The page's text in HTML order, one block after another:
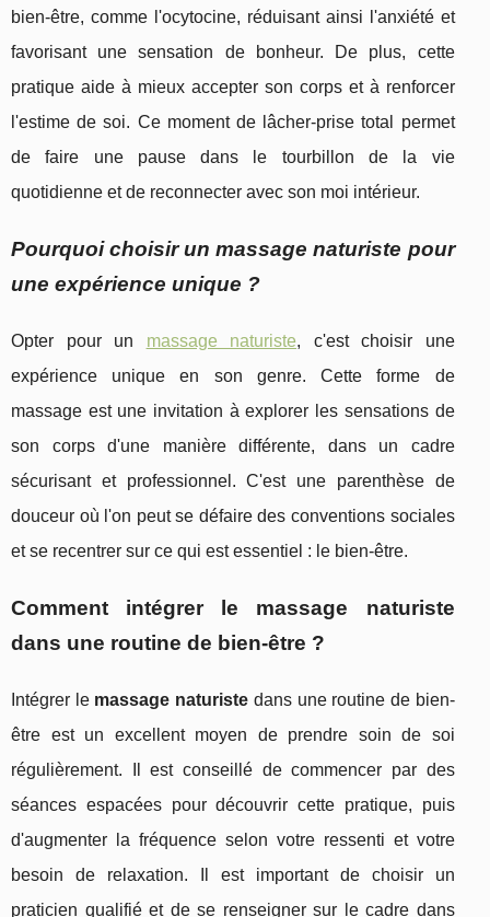
bien-être, comme l'ocytocine, réduisant ainsi l'anxiété et
favorisant une sensation de bonheur. De plus, cette
pratique aide à mieux accepter son corps et à renforcer
l'estime de soi. Ce moment de lâcher-prise total permet
de faire une pause dans le tourbillon de la vie
quotidienne et de reconnecter avec son moi intérieur.
Pourquoi choisir un massage naturiste pour
une expérience unique ?
Opter pour un massage naturiste, c'est choisir une
expérience unique en son genre. Cette forme de
massage est une invitation à explorer les sensations de
son corps d'une manière différente, dans un cadre
sécurisant et professionnel. C'est une parenthèse de
douceur où l'on peut se défaire des conventions sociales
et se recentrer sur ce qui est essentiel : le bien-être.
Comment intégrer le massage naturiste
dans une routine de bien-être ?
Intégrer le massage naturiste dans une routine de bien-
être est un excellent moyen de prendre soin de soi
régulièrement. Il est conseillé de commencer par des
séances espacées pour découvrir cette pratique, puis
d'augmenter la fréquence selon votre ressenti et votre
besoin de relaxation. Il est important de choisir un
praticien qualifié et de se renseigner sur le cadre dans